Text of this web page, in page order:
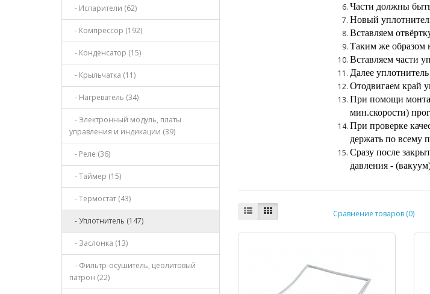
- Испарители (62)
- Компрессор (192)
- Конденсатор (15)
- Крыльчатка (11)
- Нагреватель (34)
- Электронный модуль, платы
управления и индикации (39)
- Реле (36)
- Таймер (15)
- Термостат (43)
- Уплотнитель (147)
- Заслонка (13)
- Фильтр-осушитель, цеолитовый
патрон (22)
Части должны
Новый
Вставляем
Таким же образом
Вставляем части
Далее
Отодвигаем край
При помощи
мин.скорости)
При проверке
держать по всему
Сразу после
давления -
Сравнение товаров (0)